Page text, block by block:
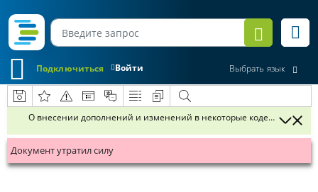
Войти
Подключиться Выбрать язык
О внесении дополнений и изменений в некоторые кодексы
Документ утратил силу